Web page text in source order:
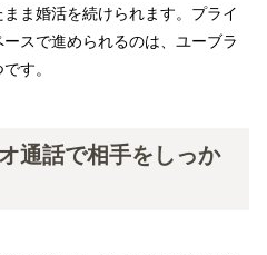
ま婚活を続けられます。プライ
スで進められるのは、ユーブラ
す。
通話で相手をしっか